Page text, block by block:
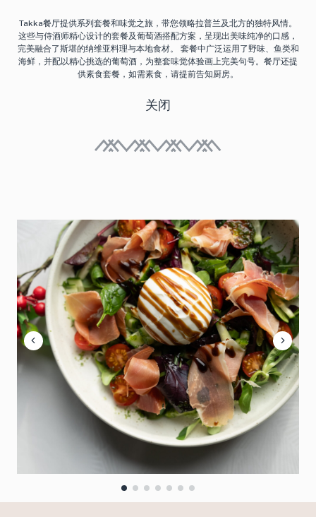
Takka餐厅提供系列套餐和味觉之旅，带您领略拉普兰及北方的独特风情。
这些与侍酒师精心设计的套餐及葡萄酒搭配方案，呈现出美味纯净的口感，
完美融合了斯堪的纳维亚料理与本地食材。 套餐中广泛运用了野味、鱼类和
海鲜，并配以精心挑选的葡萄酒，为整套味觉体验画上完美句号。餐厅还提
供素食套餐，如需素食，请提前告知厨房。
关闭